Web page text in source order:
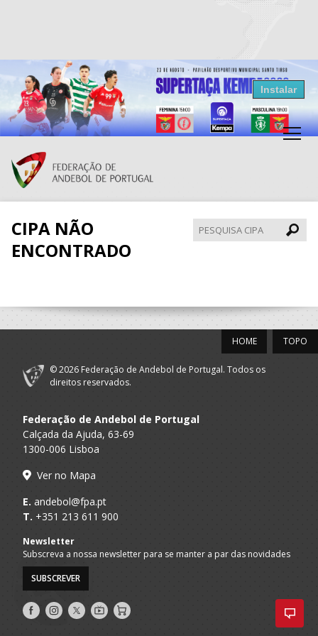
Resultados Andebol
Federação de Andebol de Portugal
Grátis - Disponivel na Play Store
Instalar
CIPA NÃO
ENCONTRADO
CIPA
TOPO
HOME
© 2026 Federação de Andebol de Portugal. Todos os
direitos reservados.
Federação de Andebol de Portugal
Calçada da Ajuda, 63-69
1300-006 Lisboa
Ver no Mapa
E. andebol@fpa.pt
T. +351 213 611 900
Newsletter
Subscreva a nossa newsletter para se manter a par das novidades
SUBSCREVER
Siga-
nos
Siga-
nos
Siga-
nos
AndebolTV
Loja